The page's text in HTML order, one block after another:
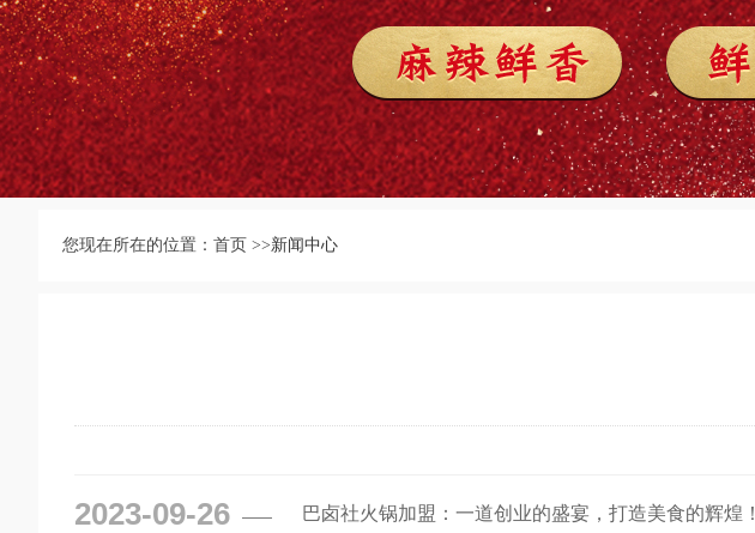
您现在所在的位置：首页 >>新闻中心
2023-09-26 巴卤社火锅加盟：一道创业的盛宴，打造美食的辉煌！